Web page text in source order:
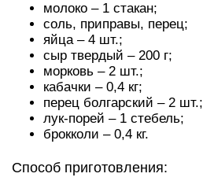
молоко – 1 стакан;
соль, приправы, перец;
яйца – 4 шт.;
сыр твердый – 200 г;
морковь – 2 шт.;
кабачки – 0,4 кг;
перец болгарский – 2 шт.;
лук-порей – 1 стебель;
брокколи – 0,4 кг.
Способ приготовления: